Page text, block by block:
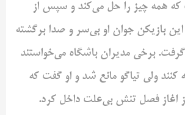
که همه چیز را حل می‌کند و سپس از
بازیکن جوان او بی‌سر و صدا برگشته
برخی مدیران باشگاه می‌خواستند
کنند ولی ‌تیاگو مانع شد و او گفت که
اغاز فصل تنش ‌بی‌علت داخل کرد.